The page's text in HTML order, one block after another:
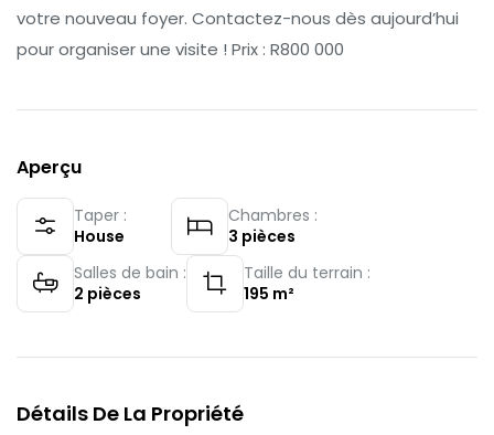
votre nouveau foyer. Contactez-nous dès aujourd’hui
pour organiser une visite ! Prix : R800 000
Aperçu
Taper :
House
Chambres :
3 pièces
Salles de bain :
2 pièces
Taille du terrain :
195 m²
Détails De La Propriété